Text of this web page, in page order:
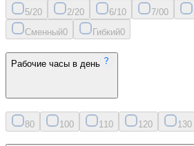
5/20 2/20 6/10 7/00
Сменный0 Гибкий0
Рабочие часы в день
80 100 11 0 120 130